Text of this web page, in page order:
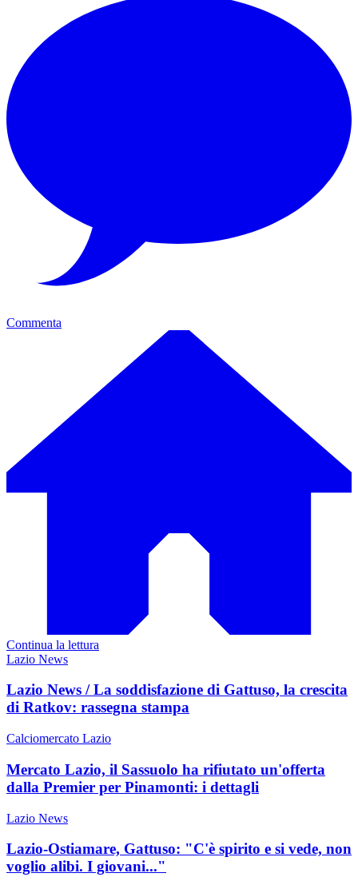
Commenta
Continua la lettura
Lazio News
Lazio News / La soddisfazione di Gattuso, la crescita
di Ratkov: rassegna stampa
Calciomercato Lazio
Mercato Lazio, il Sassuolo ha rifiutato un'offerta
dalla Premier per Pinamonti: i dettagli
Lazio News
Lazio-Ostiamare, Gattuso: "C'è spirito e si vede, non
voglio alibi. I giovani..."